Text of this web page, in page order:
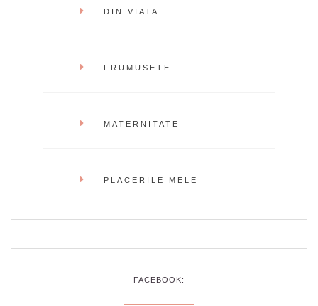
DIN VIATA
FRUMUSETE
MATERNITATE
PLACERILE MELE
FACEBOOK: